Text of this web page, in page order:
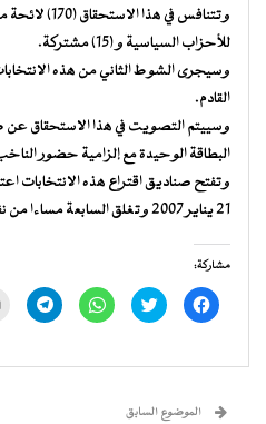
للأحزاب السياسية و (15) مشتركة.
القادم.
وسييتم التصويت في هذا الاستحقاق
البطاقة الوحيدة مع إلزامية حضور
وتفتح صناديق اقتراع هذه الانتخابات
21 يناير 2007 وتغلق السابعة مساءا من نفس اليوم.
مشاركة:
انقر
للمشاركة
في
اضغط
للمشاركة
في
انقر
للمشاركة
في
انقر
في
الموضوع السابق